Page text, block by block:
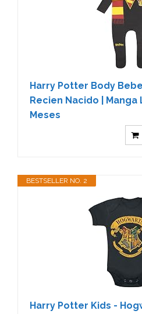
Harry Potter Body
Recien Nacido | Manga
Meses
BESTSELLER NO. 2
Harry Potter Kids -